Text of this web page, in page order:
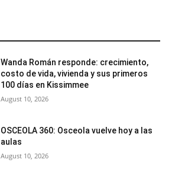
Wanda Román responde: crecimiento,
costo de vida, vivienda y sus primeros
100 días en Kissimmee
August 10, 2026
OSCEOLA 360: Osceola vuelve hoy a las
aulas
August 10, 2026